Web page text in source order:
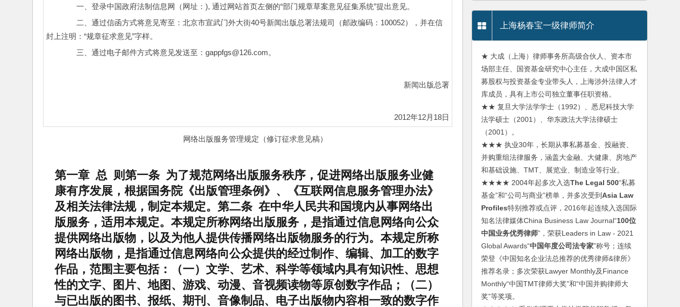
一、登录中国政府法制信息网（网址： ), 通过网站首页左侧的“部门规章草案意见征集系统”提出意见。
二、通过信函方式将意见寄至：北京市宣武门外大街40号新闻出版总署法规司（邮政编码：100052），并在信
封上注明：“规章征求意见”字样。
三、通过电子邮件方式将意见发送至：gappfgs@126.com。
新闻出版总署
2012年12月18日
网络出版服务管理规定（修订征求意见稿）
第一章 总 则第一条 为了规范网络出版服务秩序，促进网络出版服务业健
康有序发展，根据国务院《出版管理条例》、《互联网信息服务管理办法》
及相关法律法规，制定本规定。第二条 在中华人民共和国境内从事网络出
版服务，适用本规定。本规定所称网络出版服务，是指通过信息网络向公众
提供网络出版物，以及为他人提供传播网络出版物服务的行为。本规定所称
网络出版物，是指通过信息网络向公众提供的经过制作、编辑、加工的数字
作品，范围主要包括：（一）文学、艺术、科学等领域内具有知识性、思想
性的文字、图片、地图、游戏、动漫、音视频读物等原创数字作品；（二）
与已出版的图书、报纸、期刊、音像制品、电子出版物内容相一致的数字作
上海杨春宝一级律师简介
★ 大成（上海）律师事务所高级合伙人、资本市
场部主任、国资基金研究中心主任，大成中国区私
募股权与投资基金专业带头人，上海涉外法律人才
库成员，具有上市公司独立董事任职资格。
★★ 复旦大学法学学士（1992）、悉尼科技大学
法学硕士（2001）、华东政法大学法律硕士
（2001）。
★★★ 执业30年，长期从事私募基金、投融资、
并购重组法律服务，涵盖大金融、大健康、房地产
和基础设施、TMT、展览业、制造业等行业。
★★★★ 2004年起多次入选The Legal 500“私募
基金”和“公司与商业”榜单，并多次受到Asia Law
Profiles特别推荐或点评，2016年起连续入选国际
知名法律媒体China Business Law Journal“100位
中国业务优秀律师”，荣获Leaders in Law - 2021
Global Awards“中国年度公司法专家”称号；连续
荣登《中国知名企业法总推荐的优秀律师&律所》
推荐名录；多次荣获Lawyer Monthly及Finance
Monthly“中国TMT律师大奖”和“中国并购律师大
奖”等奖项。